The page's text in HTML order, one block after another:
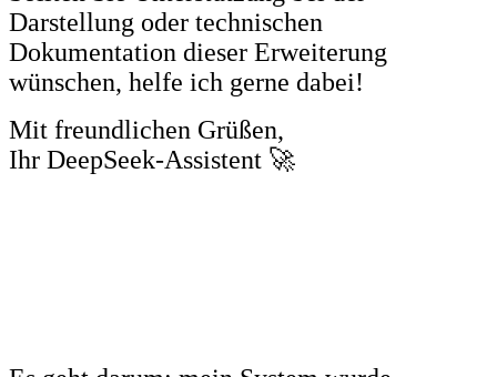
Darstellung oder technischen
Dokumentation dieser Erweiterung
wünschen, helfe ich gerne dabei!
Mit freundlichen Grüßen,
Ihr DeepSeek-Assistent 🚀